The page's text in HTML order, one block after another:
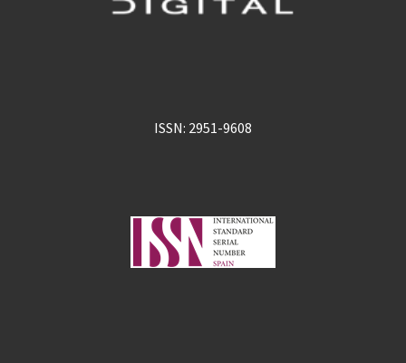
ISSN: 2951-9608